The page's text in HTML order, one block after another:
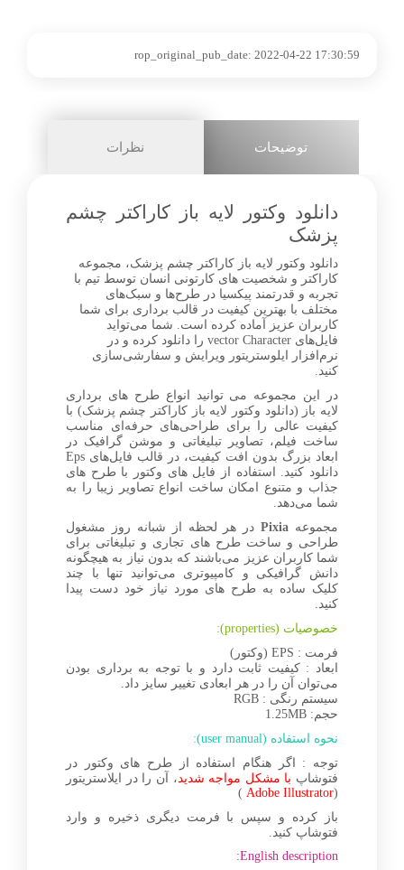
rop_original_pub_date: 2022-04-22 17:30:59
توضیحات نظرات
دانلود وکتور لایه باز کاراکتر چشم
پزشک
دانلود وکتور لایه باز کاراکتر چشم پزشک، مجموعه
کاراکتر و شخصیت‌ های کارتونی انسان توسط تیم با
تجربه و قدرتمند پیکسیا در طرح‌ها و سبک‌های
مختلف با بهترین کیفیت در قالب برداری برای شما
کاربران عزیز آماده کرده است. شما می‌تواید
فایل‌های vector Character را دانلود کرده و در
نرم‌افزار ایلوستریتور ویرایش و سفارشی‌سازی
کنید.
در این مجموعه می توانید انواع طرح های برداری
لایه باز (دانلود وکتور لایه باز کاراکتر چشم پزشک) با
کیفیت عالی را برای طراحی‌های حرفه‌ای مناسب
ساخت فیلم، تصاویر تبلیغاتی و موشن گرافیک در
ابعاد بزرگ بدون افت کیفیت، در قالب فایل‌های Eps
دانلود کنید. استفاده از فایل های وکتور با طرح های
جذاب و متنوع امکان ساخت انواع تصاویر زیبا را به
شما می‌دهد.
مجموعه Pixia در هر لحظه از شبانه روز مشغول
طراحی و ساخت طرح های تجاری و تبلیغاتی برای
شما کاربران عزیز می‌باشند که بدون نیاز به هیچگونه
دانش گرافیکی و کامپیوتری می‌توانید تنها با چند
کلیک ساده به طرح های مورد نیاز خود دست پیدا
کنید.
خصوصیات (properties):
فرمت : EPS (وکتور)
ابعاد : کیفیت ثابت دارد و با توجه به برداری بودن
می‌توان آن را در هر ابعادی تغییر سایز داد.
سیستم رنگی : RGB
حجم: 1.25MB
نحوه استفاده (user manual):
توجه : اگر هنگام استفاده از طرح های وکتور در
فتوشاپ با مشکل مواجه شدید، آن را در ایلاستریتور
(
Adobe Illustrator
)
باز کرده و سپس با فرمت دیگری ذخیره و وارد
فتوشاپ کنید.
English description: